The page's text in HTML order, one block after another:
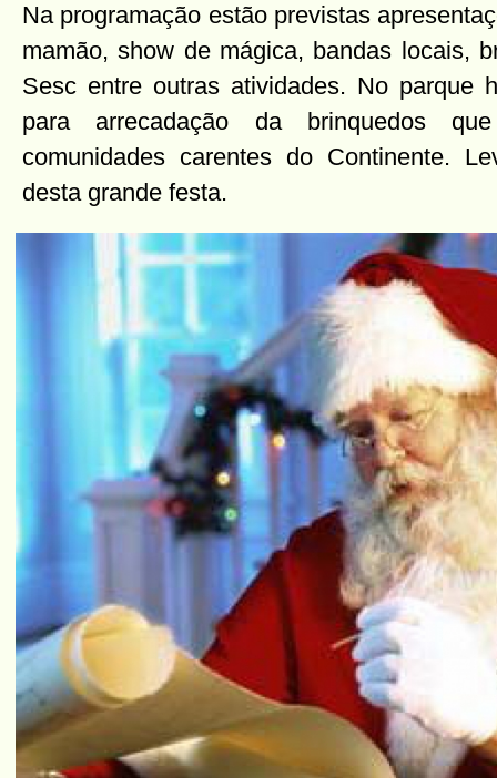
Na programação estão previstas
mamão, show de mágica, bandas locais,
Sesc entre outras atividades. No parque
para arrecadação da brinquedos
comunidades carentes do Continente.
desta grande festa.